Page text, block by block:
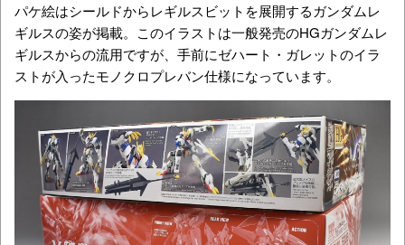
パケ絵はシールドからレギルスビットを展開するガンダムレ
ギルスの姿が掲載。このイラストは一般発売のHGガンダムレ
ギルスからの流用ですが、手前にゼハート・ガレットのイラ
ストが入ったモノクロプレバン仕様になっています。